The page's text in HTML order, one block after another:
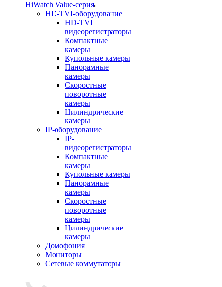
HiWatch Value-серия
HD-TVI-оборудование
HD-TVI
видеорегистраторы
Компактные
камеры
Купольные камеры
Панорамные
камеры
Скоростные
поворотные
камеры
Цилиндрические
камеры
IP-оборудование
IP-
видеорегистраторы
Компактные
камеры
Купольные камеры
Панорамные
камеры
Скоростные
поворотные
камеры
Цилиндрические
камеры
Домофония
Мониторы
Сетевые коммутаторы